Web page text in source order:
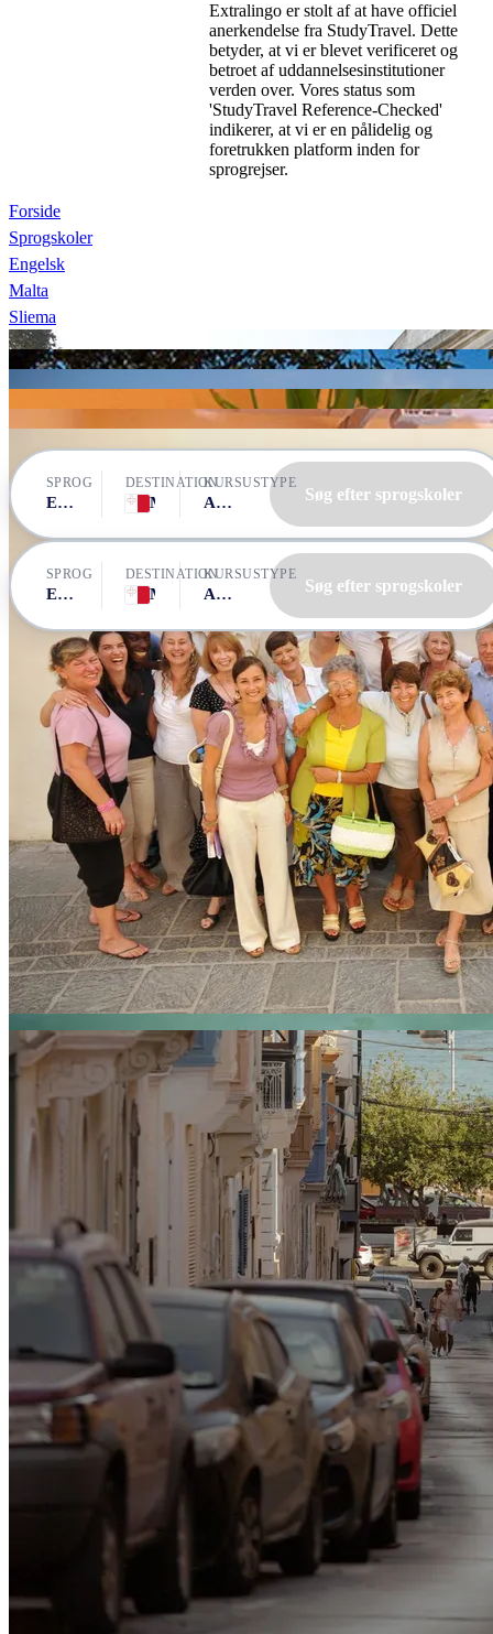
Extralingo er stolt af at have officiel
anerkendelse fra StudyTravel. Dette
betyder, at vi er blevet verificeret og
betroet af uddannelsesinstitutioner
verden over. Vores status som
'StudyTravel Reference-Checked'
indikerer, at vi er en pålidelig og
foretrukken platform inden for
sprogrejser.
Forside
Sprogskoler
Engelsk
Malta
Sliema
am Language Studio
am Language Studio
SPROG
Engelsk
DESTINATIONKURSUSTYPE
Alle kurser Søg efter sprogskoler
SPROG
Engelsk
DESTINATIONKURSUSTYPE
Alle kurser Søg efter sprogskoler
Sprogskoler i Sliema Sammenlign skoler
Andre byer på Malta